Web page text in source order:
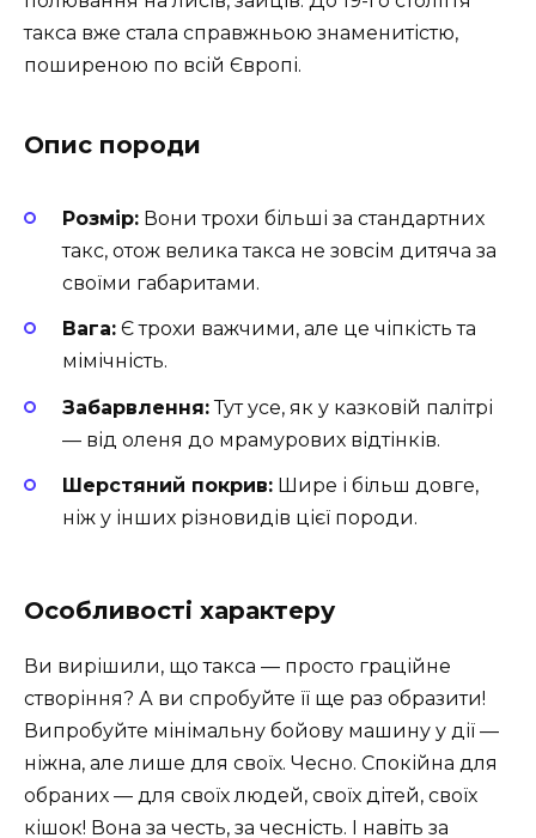
такса вже стала справжньою знаменитістю,
поширеною по всій Європі.
Опис породи
Розмір: Вони трохи більші за стандартних
такс, отож велика такса не зовсім дитяча за
своїми габаритами.
Вага: Є трохи важчими, але це чіпкість та
мімічність.
Забарвлення:Тут усе, як у казковій палітрі
— від оленя до мрамурових відтінків.
Шерстяний покрив: Шире і більш довге,
ніж у інших різновидів цієї породи.
Особливості характеру
Ви вирішили, що такса — просто граційне
створіння? А ви спробуйте її ще раз образити!
Випробуйте мінімальну бойову машину у дії —
ніжна, але лише для своїх. Чесно. Спокійна для
обраних — для своїх людей, своїх дітей, своїх
кішок! Вона за честь, за чесність. І навіть за